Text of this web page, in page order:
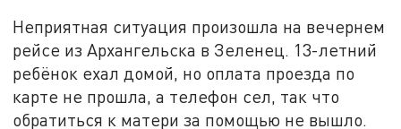
Неприятная ситуация произошла на вечернем
рейсе из Архангельска в Зеленец. 13-летний
ребёнок ехал домой, но оплата проезда по
карте не прошла, а телефон сел, так что
обратиться к матери за помощью не вышло.